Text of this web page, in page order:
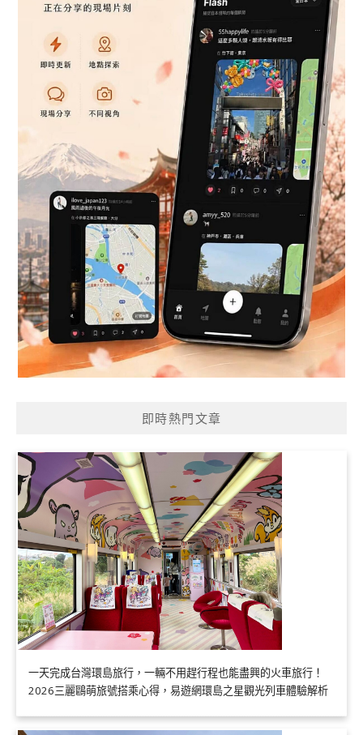
即時熱門文章
一天完成台灣環島旅行，一輛不用趕行程也能盡興的火車旅行！
2026三麗鷗萌旅號搭乘心得，易遊網環島之星觀光列車體驗解析